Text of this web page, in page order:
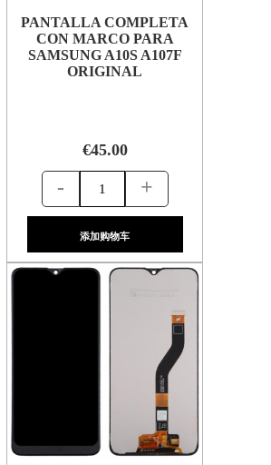
PANTALLA COMPLETA
CON MARCO PARA
SAMSUNG A10S A107F
ORIGINAL
€45.00
- +
添加购物车